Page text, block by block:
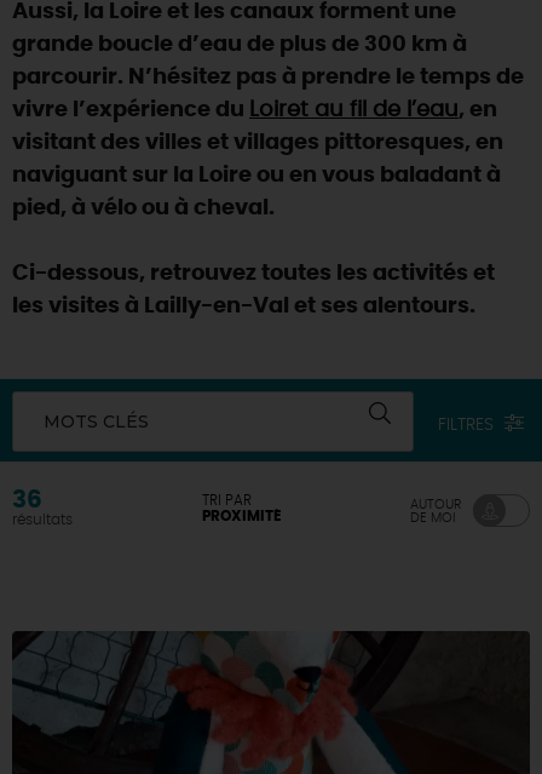
Aussi, la Loire et les canaux forment une
grande boucle d’eau de plus de 300 km à
parcourir. N’hésitez pas à prendre le temps de
vivre l’expérience du Loiret au fil de l’eau, en
visitant des villes et villages pittoresques, en
naviguant sur la Loire ou en vous baladant à
pied, à vélo ou à cheval.
Ci-dessous, retrouvez toutes les activités et
les visites à Lailly-en-Val et ses alentours.
MOTS CLÉS FILTRES
36
résultats
TRI PAR
PROXIMITÉ
AUTOUR
DE MOI